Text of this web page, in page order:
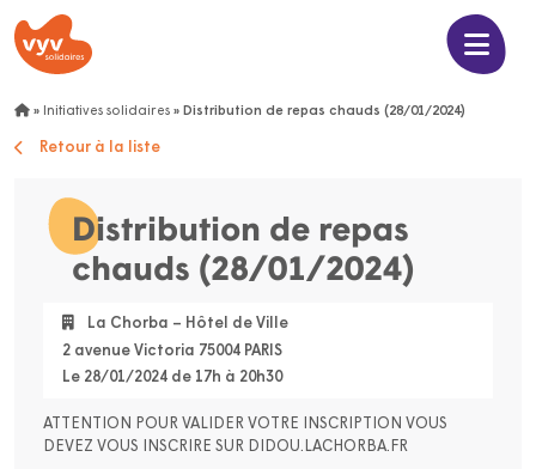
» Initiatives solidaires » Distribution de repas chauds (28/01/2024)
Retour à la liste
Distribution de repas
chauds (28/01/2024)
La Chorba – Hôtel de Ville
2 avenue Victoria 75004 PARIS
Le 28/01/2024 de 17h à 20h30
ATTENTION POUR VALIDER VOTRE INSCRIPTION VOUS
DEVEZ VOUS INSCRIRE SUR DIDOU.LACHORBA.FR